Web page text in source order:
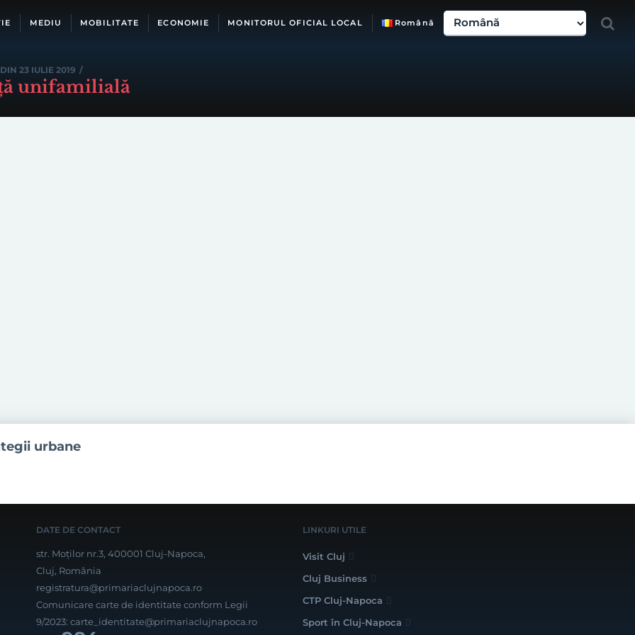
MEDIU MOBILITATE ECONOMIE MONITORUL OFICIAL LOCAL Română
23 IULIE 2019 /
unifamilială
urbane
DATE DE CONTACT
str. Moților nr.3, 400001 Cluj-Napoca,
Cluj, România
registratura@primariaclujnapoca.ro
Comunicare carte de identitate conform Legii
9/2023: carte_identitate@primariaclujnapoca.ro
LINKURI UTILE
Visit Cluj
Cluj Business
CTP Cluj-Napoca
Sport în Cluj-Napoca